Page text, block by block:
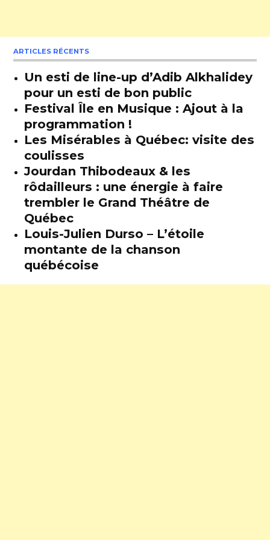
ARTICLES RÉCENTS
Un esti de line-up d’Adib Alkhalidey
pour un esti de bon public
Festival Île en Musique : Ajout à la
programmation !
Les Misérables à Québec: visite des
coulisses
Jourdan Thibodeaux & les
rôdailleurs : une énergie à faire
trembler le Grand Théâtre de
Québec
Louis-Julien Durso – L’étoile
montante de la chanson
québécoise